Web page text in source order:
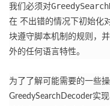
我们必须对
在 不出错的情况下初始化
块遵守脚本机制的规则，
外的任何语言特性。
为了了解可能需要的一些
GreedySearchDecoder实